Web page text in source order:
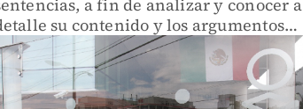
a fin de analizar y conocer a
su contenido y los argumentos
llevaron al Máximo Tribunal a
en dicho sentido.